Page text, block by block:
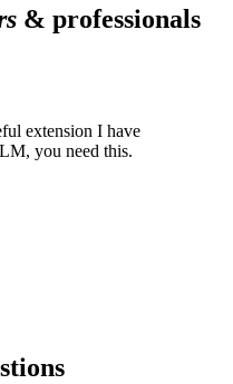
& professionals
extension I have
you need this.